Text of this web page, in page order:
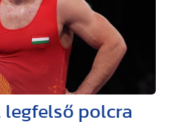
legfelső polcra